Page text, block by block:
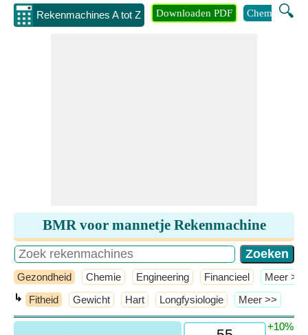
Rekenmachines A tot Z 🔍
Downloaden PDF Chemie
BMR voor mannetje Rekenmachine
Gezondheid Chemie Engineering Financieel ​Meer >>
↳ Fitheid Gewicht Hart Longfysiologie ​Meer >>
+10%